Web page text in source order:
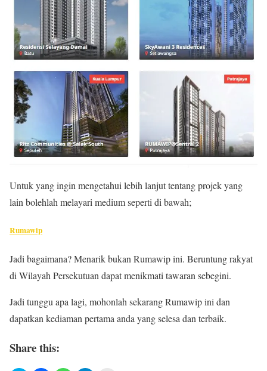
Untuk yang ingin mengetahui lebih lanjut tentang projek yang
lain bolehlah melayari medium seperti di bawah;
Rumawip
Jadi bagaimana? Menarik bukan Rumawip ini. Beruntung rakyat
di Wilayah Persekutuan dapat menikmati tawaran sebegini.
Jadi tunggu apa lagi, mohonlah sekarang Rumawip ini dan
dapatkan kediaman pertama anda yang selesa dan terbaik.
Share this: